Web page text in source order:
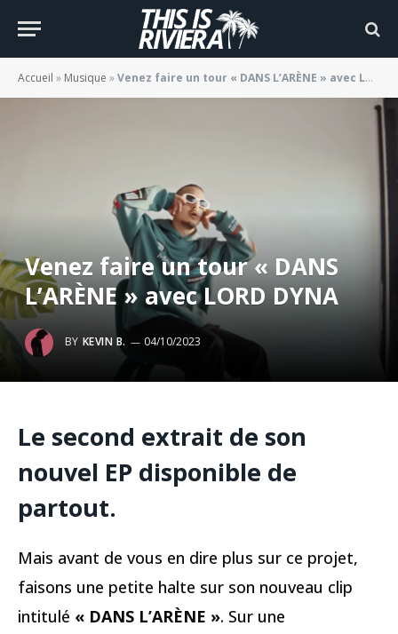
Accueil » Musique »Venez faire un tour « DANS L’ARÈNE » avec LORD DYNA
Venez faire un tour « DANS
L’ARÈNE » avec LORD DYNA
BY KEVIN B. 04/10/2023
Le second extrait de son
nouvel EP disponible de
partout.
Mais avant de vous en dire plus sur ce projet,
faisons une petite halte sur son nouveau clip
intitulé « DANS L’ARÈNE ». Sur une